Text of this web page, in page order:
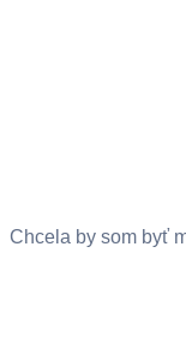
Chcela by som byť